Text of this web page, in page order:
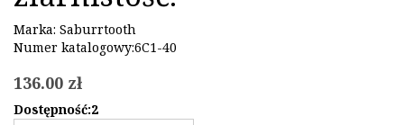
Marka: Saburrtooth
Numer katalogowy:6C1-40
136.00 zł
Dostępność:2